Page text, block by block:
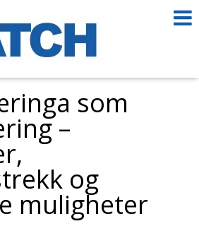
som
–
og
muligheter